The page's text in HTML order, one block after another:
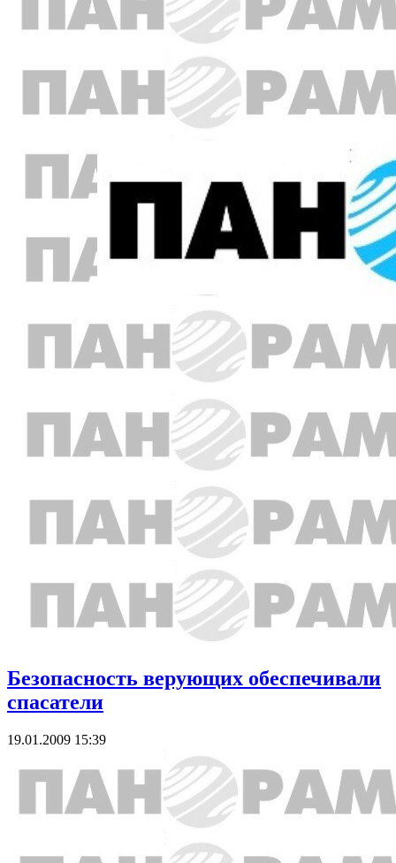
Безопасность верующих обеспечивали
спасатели
19.01.2009 15:39